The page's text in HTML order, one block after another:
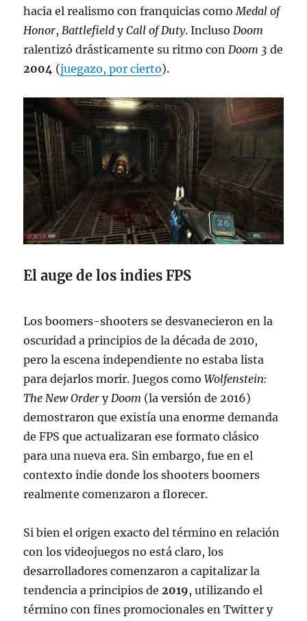
hacia el realismo con franquicias comoMedal of
Honor,Battlefield yCall of Duty. InclusoDoom
ralentizó drásticamente su ritmo conDoom 3 de
2004 (juegazo, por cierto).
El auge de los indies FPS
Los boomers-shooters se desvanecieron en la
oscuridad a principios de la década de 2010,
pero la escena independiente no estaba lista
para dejarlos morir. Juegos comoWolfenstein:
The New Order y Doom (la versión de 2016)
demostraron que existía una enorme demanda
de FPS que actualizaran ese formato clásico
para una nueva era. Sin embargo, fue en el
contexto indie donde los shooters boomers
realmente comenzaron a florecer.
Si bien el origen exacto del término en relación
con los videojuegos no está claro, los
desarrolladores comenzaron a capitalizar la
tendencia a principios de 2019, utilizando el
término con fines promocionales en Twitter y